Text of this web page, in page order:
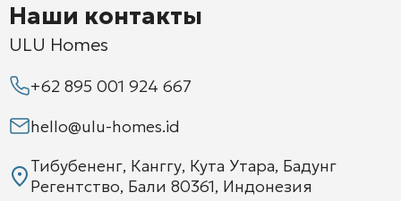
Наши контакты
ULU Homes
+62 895 001 924 667
hello@ulu-homes.id
Тибубененг, Канггу, Кута Утара, Бадунг
Регентство, Бали 80361, Индонезия